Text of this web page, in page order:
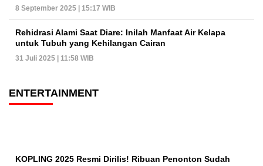
8 September 2025 | 15:17 WIB
Rehidrasi Alami Saat Diare: Inilah Manfaat Air Kelapa
untuk Tubuh yang Kehilangan Cairan
31 Juli 2025 | 11:58 WIB
ENTERTAINMENT
KOPLING 2025 Resmi Dirilis! Ribuan Penonton Sudah